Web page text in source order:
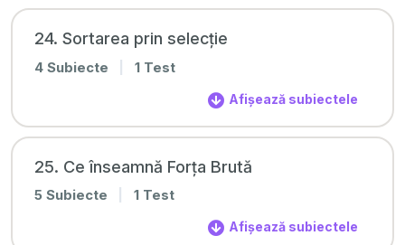
24. Sortarea prin selecție
4 Subiecte 1 Test
Afișează subiectele
25. Ce înseamnă Forța Brută
5 Subiecte 1 Test
Afișează subiectele